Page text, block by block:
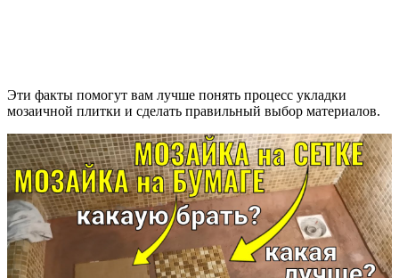
Эти факты помогут вам лучше понять процесс укладки
мозаичной плитки и сделать правильный выбор материалов.